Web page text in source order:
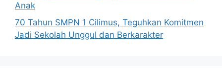
Anak
70 Tahun SMPN 1 Cilimus, Teguhkan Komitmen
Jadi Sekolah Unggul dan Berkarakter